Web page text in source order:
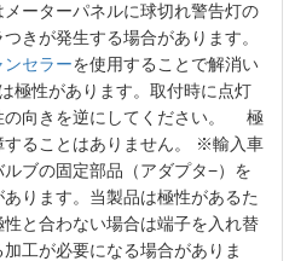
ーターパネルに球切れ警告灯の
きが発生する場合があります。
セラーを使用することで解消い
極性があります。取付時に点灯
の向きを逆にしてください。 極
することはありません。 ※輸入車
ブの固定部品（アダプタ−）を
ります。当製品は極性があるた
と合わない場合は端子を入れ替
工が必要になる場合がありま